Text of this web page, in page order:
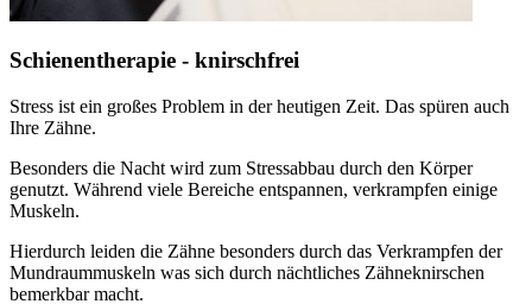
Schienentherapie - knirschfrei
Stress ist ein großes Problem in der heutigen Zeit. Das spüren auch
Ihre Zähne.
Besonders die Nacht wird zum Stressabbau durch den Körper
genutzt. Während viele Bereiche entspannen, verkrampfen einige
Muskeln.
Hierdurch leiden die Zähne besonders durch das Verkrampfen der
Mundraummuskeln was sich durch nächtliches Zähneknirschen
bemerkbar macht.